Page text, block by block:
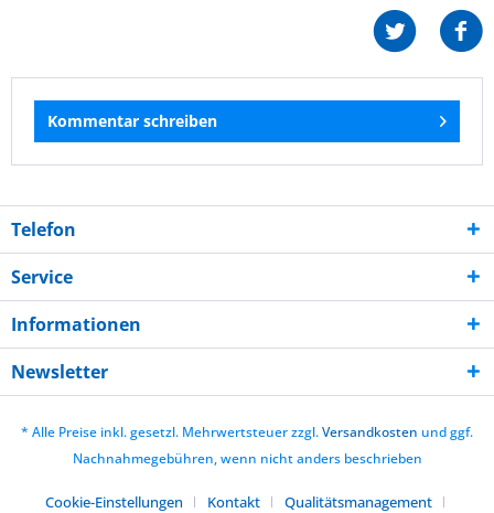
Kommentar schreiben
Telefon
Service
Informationen
Newsletter
* Alle Preise inkl. gesetzl. Mehrwertsteuer zzgl.Versandkosten und ggf.
Nachnahmegebühren, wenn nicht anders beschrieben
Cookie-Einstellungen Kontakt
Qualitätsmanagement